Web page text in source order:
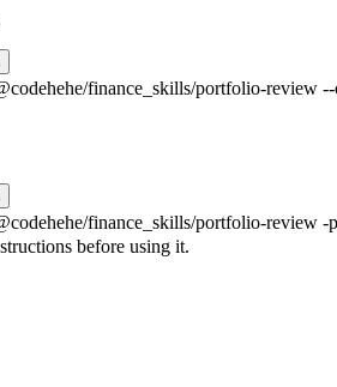
finance_skills/portfolio-review --
finance_skills/portfolio-review -
before using it.